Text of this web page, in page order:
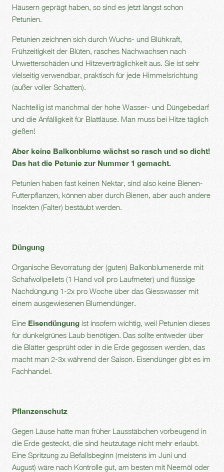
Häusern geprägt haben, so sind es jetzt längst schon
Petunien.
Petunien zeichnen sich durch Wuchs- und Blühkraft,
Frühzeitigkeit der Blüten, rasches Nachwachsen nach
Unwetterschäden und Hitzeverträglichkeit aus. Sie ist sehr
vielseitig verwendbar, praktisch für jede Himmelsrichtung
(außer voller Schatten).
Nachteilig ist manchmal der hohe Wasser- und Düngebedarf
und die Anfälligkeit für Blattläuse. Man muss bei Hitze täglich
gießen!
Aber keine Balkonblume wächst so rasch und so dicht!
Das hat die Petunie zur Nummer 1 gemacht.
Petunien haben fast keinen Nektar, sind also keine Bienen-
Futterpflanzen, können aber durch Bienen, aber auch andere
Insekten (Falter) bestäubt werden.
Düngung
Organische Bevorratung der (guten) Balkonblumenerde mit
Schafwollpellets (1 Hand voll pro Laufmeter) und flüssige
Nachdüngung 1-2x pro Woche über das Giesswasser mit
einem ausgewiesenen Blumendünger.
Eine Eisendüngung ist insofern wichtig, weil Petunien dieses
für dunkelgrünes Laub benötigen. Das sollte entweder über
die Blätter gesprüht oder in die Erde gegossen werden, das
macht man 2-3x während der Saison. Eisendünger gibt es im
Fachhandel.
Pflanzenschutz
Gegen Läuse hatte man früher Lausstäbchen vorbeugend in
die Erde gesteckt, die sind heutzutage nicht mehr erlaubt.
Eine Spritzung zu Befallsbeginn (meistens im Juni und
August) wäre nach Kontrolle gut, am besten mit Neemöl oder